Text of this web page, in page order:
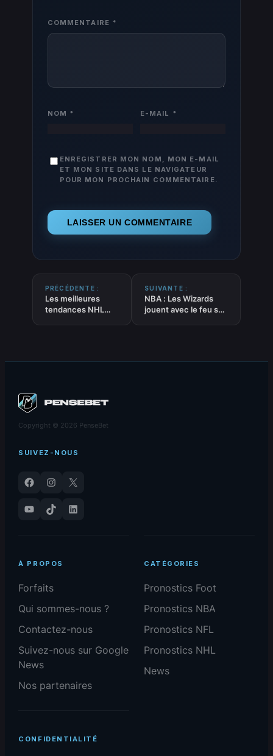
COMMENTAIRE *
NOM * E-MAIL *
ENREGISTRER MON NOM, MON E-MAIL
ET MON SITE DANS LE NAVIGATEUR
POUR MON PROCHAIN COMMENTAIRE.
PRÉCÉDENTE :
Les meilleures
tendances NHL
SUIVANTE :
NBA : Les Wizards
jouent avec le feu sur
Copyright © 2026 PenseBet
SUIVEZ-NOUS
Facebook Instagram
X
YouTube
TikTok LinkedIn
À PROPOS
Forfaits
Qui sommes-nous ?
Contactez-nous
Suivez-nous sur Google
News
Nos partenaires
CATÉGORIES
Pronostics Foot
Pronostics NBA
Pronostics NFL
Pronostics NHL
News
CONFIDENTIALITÉ